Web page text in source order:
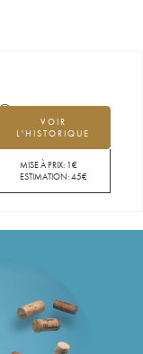
VOIR
L'HISTORIQUE
MISE À PRIX: 1€
ESTIMATION:45€